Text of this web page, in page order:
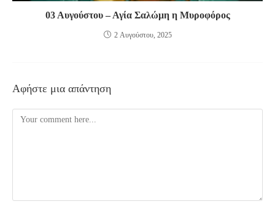
03 Αυγούστου – Αγία Σαλώμη η Μυροφόρος
2 Αυγούστου, 2025
Αφήστε μια απάντηση
Comment